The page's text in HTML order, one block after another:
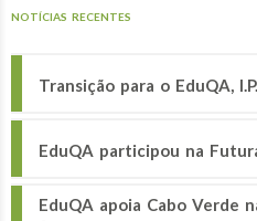
NOTÍCIAS RECENTES
Transição para o EduQA, I.P.
EduQA participou na
EduQA apoia Cabo Verde